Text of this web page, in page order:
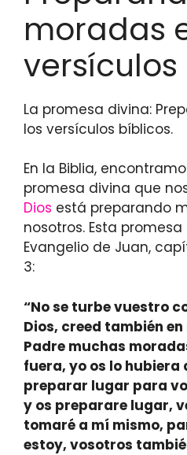
moradas
versículos
La promesa divina:
los versículos bíblicos.
En la Biblia,
promesa divina que
Dios está preparando
nosotros. Esta
Evangelio de Juan,
3:
“No se turbe vuestro
Dios, creed también
Padre muchas
fuera, yo os lo hubiera
preparar lugar para
y os preparare lugar,
tomaré a mí mismo,
estoy, vosotros